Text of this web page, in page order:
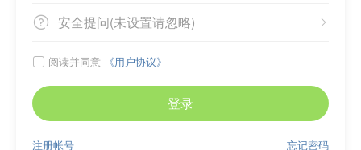
 
安全提问(未设置请忽略)
 阅读并同意 《用户协议》
登录
忘记密码
注册帐号